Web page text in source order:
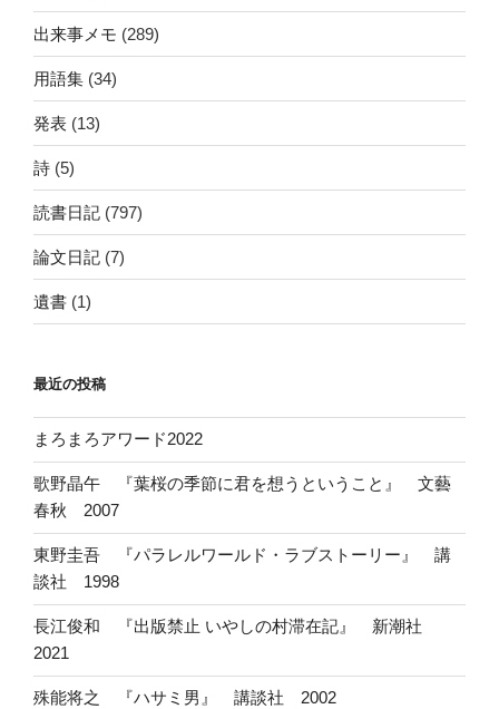
出来事メモ (289)
用語集 (34)
発表 (13)
詩 (5)
読書日記 (797)
論文日記 (7)
遺書 (1)
最近の投稿
まろまろアワード2022
歌野晶午 『葉桜の季節に君を想うということ』 文藝
春秋 2007
東野圭吾 『パラレルワールド・ラブストーリー』 講
談社 1998
長江俊和 『出版禁止 いやしの村滞在記』 新潮社
2021
殊能将之 『ハサミ男』 講談社 2002